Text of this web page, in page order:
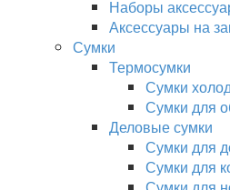
Наборы
Аксессуары на
Сумки
Термосумки
Сумки
Сумки для
Деловые сумки
Сумки для
Сумки для